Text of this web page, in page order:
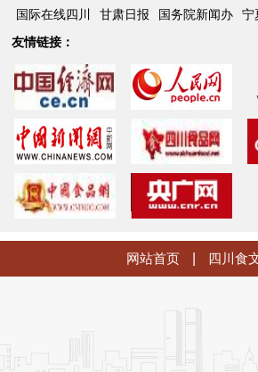
国际在线四川
甘肃日报 国务院新闻办 宁
友情链接：
网站首页 四川食